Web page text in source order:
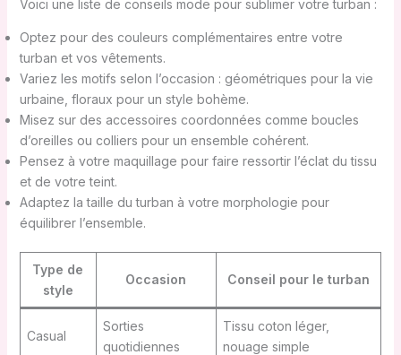
Voici une liste de conseils mode pour sublimer votre turban :
Optez pour des couleurs complémentaires entre votre
turban et vos vêtements.
Variez les motifs selon l’occasion : géométriques pour la vie
urbaine, floraux pour un style bohème.
Misez sur des accessoires coordonnées comme boucles
d’oreilles ou colliers pour un ensemble cohérent.
Pensez à votre maquillage pour faire ressortir l’éclat du tissu
et de votre teint.
Adaptez la taille du turban à votre morphologie pour
équilibrer l’ensemble.
Type de
style
Occasion Conseil pour le turban
Casual
Sorties
quotidiennes
Tissu coton léger,
nouage simple